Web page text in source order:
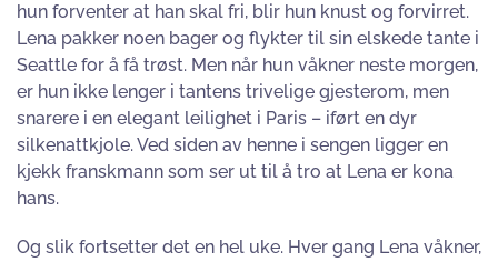
hun forventer at han skal fri, blir hun knust og forvirret.
Lena pakker noen bager og flykter til sin elskede tante i
Seattle for å få trøst. Men når hun våkner neste morgen,
er hun ikke lenger i tantens trivelige gjesterom, men
snarere i en elegant leilighet i Paris – iført en dyr
silkenattkjole. Ved siden av henne i sengen ligger en
kjekk franskmann som ser ut til å tro at Lena er kona
hans.
Og slik fortsetter det en hel uke. Hver gang Lena våkner,